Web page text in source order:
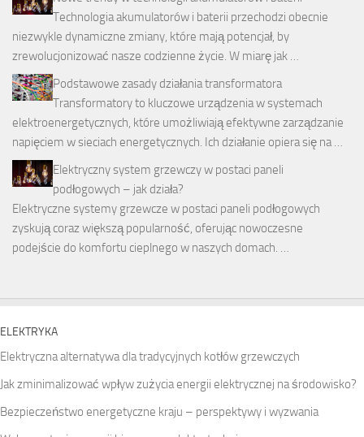
Technologia akumulatorów i baterii przechodzi obecnie
niezwykle dynamiczne zmiany, które mają potencjał, by
zrewolucjonizować nasze codzienne życie. W miarę jak …
Podstawowe zasady działania transformatora
Transformatory to kluczowe urządzenia w systemach
elektroenergetycznych, które umożliwiają efektywne zarządzanie
napięciem w sieciach energetycznych. Ich działanie opiera się na …
Elektryczny system grzewczy w postaci paneli
podłogowych – jak działa?
Elektryczne systemy grzewcze w postaci paneli podłogowych
zyskują coraz większą popularność, oferując nowoczesne
podejście do komfortu cieplnego w naszych domach. …
ELEKTRYKA
Elektryczna alternatywa dla tradycyjnych kotłów grzewczych
Jak zminimalizować wpływ zużycia energii elektrycznej na środowisko?
Bezpieczeństwo energetyczne kraju – perspektywy i wyzwania